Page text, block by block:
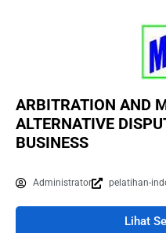
ARBITRATION AND
ALTERNATIVE
BUSINESS
Administrator pelatihan-
Lihat